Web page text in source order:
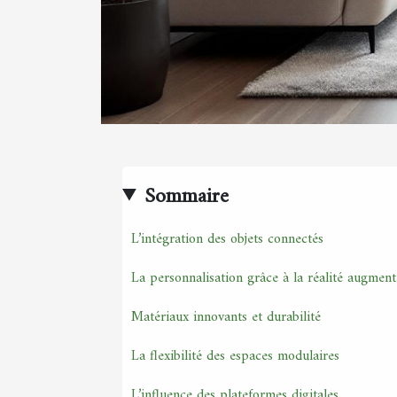
Sommaire
L’intégration des objets connectés
La personnalisation grâce à la réalité
Matériaux innovants et durabilité
La flexibilité des espaces modulaires